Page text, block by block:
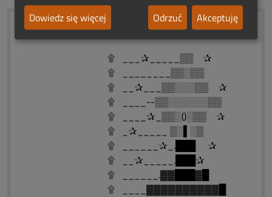
Dla Ireny i Jacka
۩ ___✰_____▒▒ ✰
۩ ________▒▒░▒▒
۩ __✰___▒▒░░░▒▒ ✰
۩ ____--▒▒░░░░░░▒▒
۩ ____✰_▒▒░()░▒▒ ✰
۩ _✰_____ ▒░▌░▒
۩ ______✰_.███ ✰
۩ __✰_____.███✰
۩ ______.▓▓███▓█
۩ ____▓▓▓▓▓▓▓▓▓▓█
Dowiedz się więcej
Odrzuć Akceptuję